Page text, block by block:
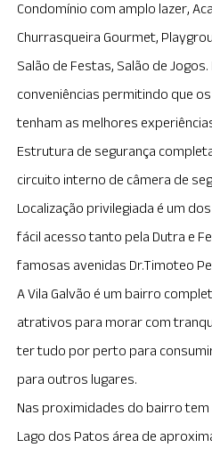
Condomínio com amplo lazer,
Churrasqueira Gourmet,
Salão de Festas, Salão de
conveniências permitindo que
tenham as melhores
Estrutura de segurança
circuito interno de câmera de
Localização privilegiada é um
fácil acesso tanto pela Dutra e
famosas avenidas Dr.Timoteo
A Vila Galvão é um bairro
atrativos para morar com
ter tudo por perto para
para outros lugares.
Nas proximidades do bairro tem
Lago dos Patos área de